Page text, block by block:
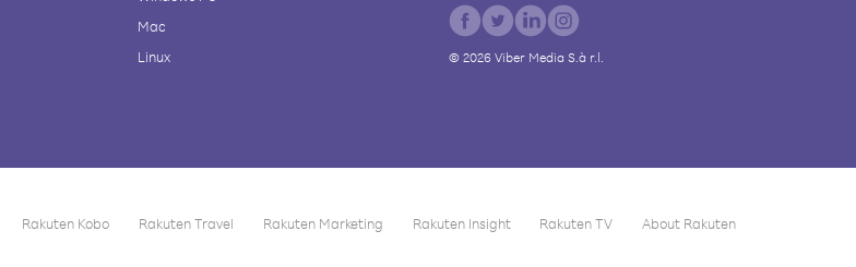
Mac
Linux
© 2026 Viber Media S.à r.l.
Rakuten Kobo Rakuten Travel Rakuten Marketing Rakuten Insight Rakuten TV About Rakuten